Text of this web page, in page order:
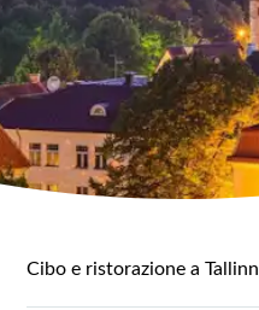
Cibo e ristorazione a Tallinn